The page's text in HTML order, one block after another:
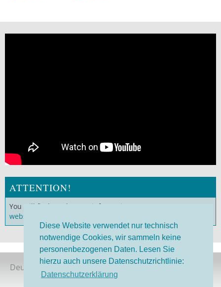
Diese Website verwendet nur technisch
notwendige Cookies, wir sammeln keine
personenbezogenen Daten. Lesen Sie
hierzu auch unsere Datenschutzrichtlinie:
Datenschutzerklärung
ATTENTION!
You will find much more information on our
website
Deutsche Version